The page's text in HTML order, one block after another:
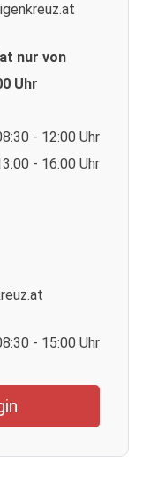
nur von
Uhr
- 12:00 Uhr
- 16:00 Uhr
- 15:00 Uhr